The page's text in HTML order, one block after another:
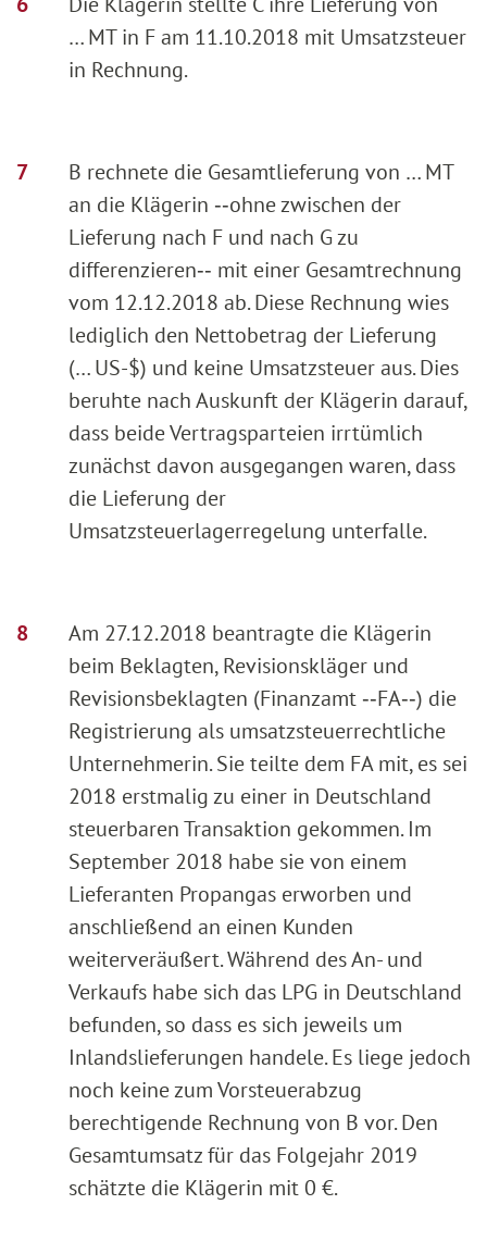
… MT in F am 11.10.2018 mit Umsatzsteuer
in Rechnung.
B rechnete die Gesamtlieferung von … MT
an die Klägerin ‑‑ohne zwischen der
Lieferung nach F und nach G zu
differenzieren‑‑ mit einer Gesamtrechnung
vom 12.12.2018 ab. Diese Rechnung wies
lediglich den Nettobetrag der Lieferung
(… US-$) und keine Umsatzsteuer aus. Dies
beruhte nach Auskunft der Klägerin darauf,
dass beide Vertragsparteien irrtümlich
zunächst davon ausgegangen waren, dass
die Lieferung der
Umsatzsteuerlagerregelung unterfalle.
Am 27.12.2018 beantragte die Klägerin
beim Beklagten, Revisionskläger und
Revisionsbeklagten (Finanzamt ‑‑FA‑‑) die
Registrierung als umsatzsteuerrechtliche
Unternehmerin. Sie teilte dem FA mit, es sei
2018 erstmalig zu einer in Deutschland
steuerbaren Transaktion gekommen. Im
September 2018 habe sie von einem
Lieferanten Propangas erworben und
anschließend an einen Kunden
weiterveräußert. Während des An- und
Verkaufs habe sich das LPG in Deutschland
befunden, so dass es sich jeweils um
Inlandslieferungen handele. Es liege jedoch
noch keine zum Vorsteuerabzug
berechtigende Rechnung von B vor. Den
Gesamtumsatz für das Folgejahr 2019
schätzte die Klägerin mit 0 €.